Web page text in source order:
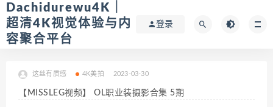
Dachidurewu4K｜
超清4K视觉体验与内
容聚合平台
登录
这丝有质感 4K美拍 2023-03-30
【MISSLEG视频】 OL职业装摄影合集 5期